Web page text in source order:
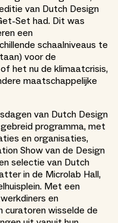
van Dutch Design
Set had. Dit was
een
schaalniveaus te
voor de
het nu de klimaatcrisis,
maatschappelijke
van Dutch Design
programma, met
en organisaties,
Show van de Design
selectie van Dutch
in de Microlab Hall,
Met een
en
wisselde de